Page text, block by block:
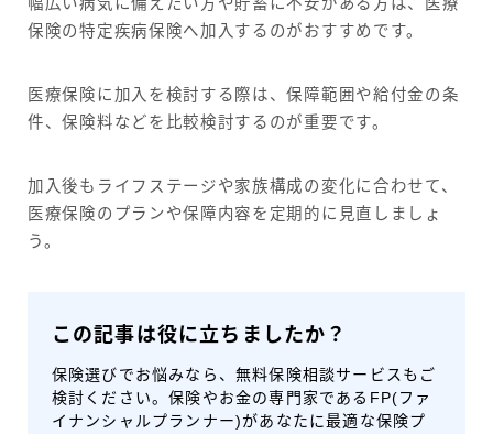
保険の特定疾病保険へ加入するのがおすすめです。
医療保険に加入を検討する際は、保障範囲や給付金の条
件、保険料などを比較検討するのが重要です。
加入後もライフステージや家族構成の変化に合わせて、
医療保険のプランや保障内容を定期的に見直しましょ
う。
この記事は役に立ちましたか？
保険選びでお悩みなら、無料保険相談サービスもご
検討ください。保険やお金の専門家であるFP(ファ
イナンシャルプランナー)があなたに最適な保険プ